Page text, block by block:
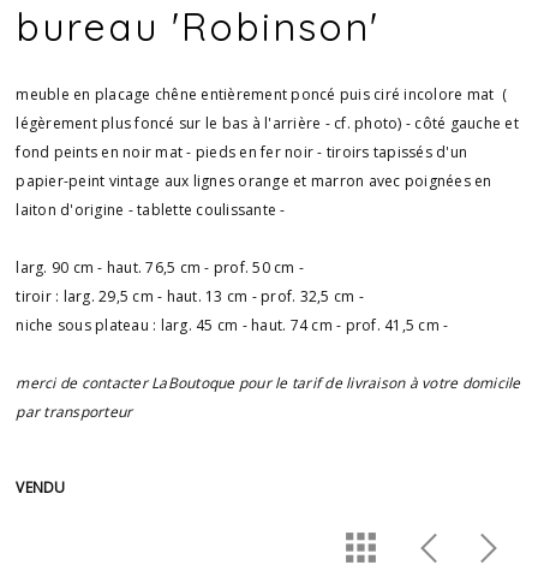
bureau 'Robinson'
meuble en placage chêne entièrement poncé puis ciré incolore mat (
légèrement plus foncé sur le bas à l'arrière - cf. photo) - côté gauche et
fond peints en noir mat - pieds en fer noir - tiroirs tapissés d'un
papier-peint vintage aux lignes orange et marron avec poignées en
laiton d'origine - tablette coulissante -
larg. 90 cm - haut. 76,5 cm - prof. 50 cm -
tiroir : larg. 29,5 cm - haut. 13 cm - prof. 32,5 cm -
niche sous plateau : larg. 45 cm - haut. 74 cm - prof. 41,5 cm -
merci de contacter LaBoutoque pour le tarif de livraison à votre domicile
par transporteur
VENDU